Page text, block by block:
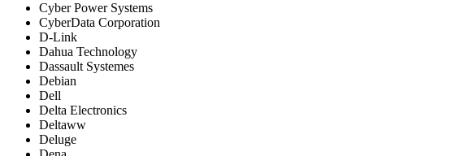
Cyber Power Systems
CyberData Corporation
D-Link
Dahua Technology
Dassault Systemes
Debian
Dell
Delta Electronics
Deltaww
Deluge